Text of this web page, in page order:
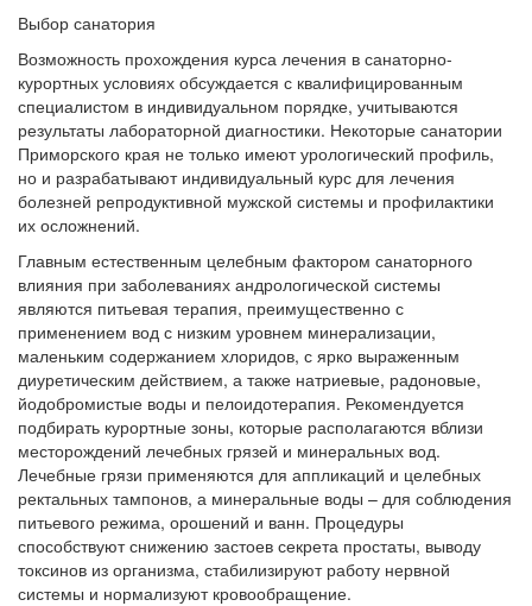
Выбор санатория
Возможность прохождения курса лечения в санаторно-
курортных условиях обсуждается с квалифицированным
специалистом в индивидуальном порядке, учитываются
результаты лабораторной диагностики. Некоторые санатории
Приморского края не только имеют урологический профиль,
но и разрабатывают индивидуальный курс для лечения
болезней репродуктивной мужской системы и профилактики
их осложнений.
Главным естественным целебным фактором санаторного
влияния при заболеваниях андрологической системы
являются питьевая терапия, преимущественно с
применением вод с низким уровнем минерализации,
маленьким содержанием хлоридов, с ярко выраженным
диуретическим действием, а также натриевые, радоновые,
йодобромистые воды и пелоидотерапия. Рекомендуется
подбирать курортные зоны, которые располагаются вблизи
месторождений лечебных грязей и минеральных вод.
Лечебные грязи применяются для аппликаций и целебных
ректальных тампонов, а минеральные воды – для соблюдения
питьевого режима, орошений и ванн. Процедуры
способствуют снижению застоев секрета простаты, выводу
токсинов из организма, стабилизируют работу нервной
системы и нормализуют кровообращение.